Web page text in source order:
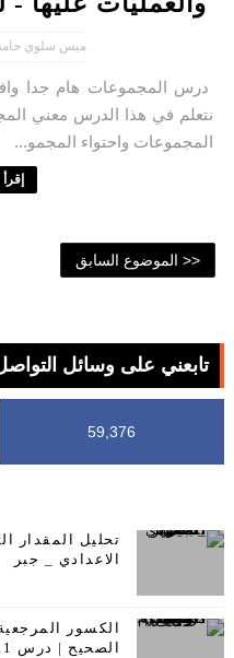
ميس سلوي
درس المجموعات هام جدا
نتعلم في هذا الدرس معني
المجموعات واحتواء المجمو...
<< الموضوع السابق
تابعني على وسائل
59,376
تحليل المقدار
الاعدادي _ جبر
الكسور
الصحيح | درس 11 ، 12 | للصف الرابع الابتدائي